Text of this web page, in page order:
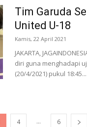
Tim Garuda
United U-18
Kamis, 22 April 2021
JAKARTA,
diri guna menghadapi
(20/4/2021) pukul 18:45...
4 ... 6